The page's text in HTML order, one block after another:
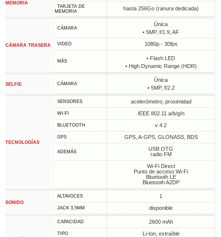
MEMORIA
TARJETA DE
MEMORIA
hasta 256Go (ranura dedicada)
CÁMARA TRASERA
CÁMARA
Única
• 5MP, f/1.9, AF
VIDEO 1080p - 30fps
MÁS
• Flash LED
• High Dynamic Range (HDR)
SELFIE CÁMARA
Única
• 5MP, f/2.2
TECNOLOGÍAS
SENSORES acelerómetro, proximidad
WI-FI IEEE 802.11 a/b/g/n
BLUETOOTH v 4.2
GPS GPS, A-GPS, GLONASS, BDS
ADEMÁS
USB OTG
radio FM
Wi-Fi Direct
Punto de acceso Wi-Fi
Bluetooth LE
Bluetooth A2DP
SONIDO
ALTAVOCES 1
JACK 3,5MM disponible
CAPACIDAD 2600 mAh
TIPO Li-Ion, extraíble